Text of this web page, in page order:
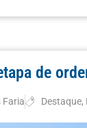
de
Faria Destaque,